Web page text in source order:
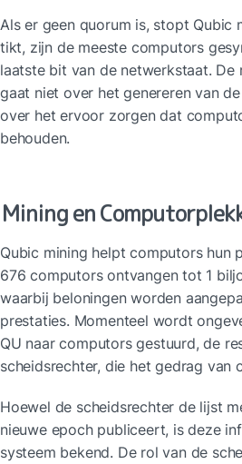
Als er geen quorum is, stopt Qubic
tikt, zijn de meeste computors
laatste bit van de netwerkstaat. De
gaat niet over het genereren van
over het ervoor zorgen dat
behouden.
Mining en
Qubic mining helpt computors hun
676 computors ontvangen tot 1
waarbij beloningen worden
prestaties. Momenteel wordt
QU naar computors gestuurd, de
scheidsrechter, die het gedrag van
Hoewel de scheidsrechter de lijst
nieuwe epoch publiceert, is deze
systeem bekend. De rol van de